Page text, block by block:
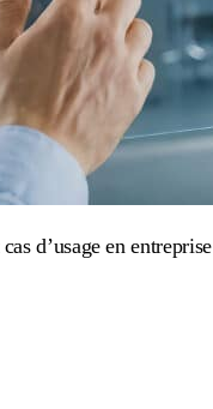
d’usage en entreprise